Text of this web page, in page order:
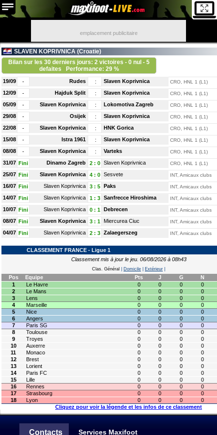
emplacement publicitaire
SLAVEN KOPRIVNICA (Croatie)
Bilan sur les 30 derniers jours: 2 victoires - 0 nul - 5
defaites
Performance: 29 %
19/09 - Rudes : Slaven Koprivnica CRO, HNL 1 (L1)
12/09 - Hajduk Split : Slaven Koprivnica CRO, HNL 1 (L1)
05/09 - Slaven Koprivnica : Lokomotiva Zagreb CRO, HNL 1 (L1)
29/08 - Osijek : Slaven Koprivnica CRO, HNL 1 (L1)
22/08 - Slaven Koprivnica : HNK Gorica CRO, HNL 1 (L1)
15/08 - Istra 1961 : Slaven Koprivnica CRO, HNL 1 (L1)
08/08 - Slaven Koprivnica : Varteks CRO, HNL 1 (L1)
31/07 Fini Dinamo Zagreb 2: 0 Slaven Koprivnica CRO, HNL 1 (L1)
25/07 Fini Slaven Koprivnica 4: 0 Sesvete INT, Amicaux clubs
16/07 Fini Slaven Koprivnica 3: 5 Paks INT, Amicaux clubs
14/07 Fini Slaven Koprivnica 1: 3 Sanfrecce Hiroshima INT, Amicaux clubs
10/07 Fini Slaven Koprivnica 0: 1 Debrecen INT, Amicaux clubs
08/07 Fini Slaven Koprivnica 3: 1 Miercurea Ciuc INT, Amicaux clubs
04/07 Fini Slaven Koprivnica 2: 3 Zalaegerszeg INT, Amicaux clubs
CLASSEMENT FRANCE - Ligue 1
Classement mis à jour le jeu. 06/08/2026 à 08h43
Clas. Général Domicile Extérieur
Pos Equipe Pts J G
N
1
Le Havre 0 0 0
0
2
Le Mans 0 0 0
0
3
Lens 0 0 0
0
4
Marseille 0 0 0
0
5
Nice 0 0 0
0
6
Angers 0 0 0
0
7
Paris SG 0 0 0
0
8
Toulouse 0 0 0
0
9
Troyes 0 0 0
0
10
Auxerre 0 0 0
0
11
Monaco 0 0 0
0
12
Brest 0 0 0
0
13
Lorient 0 0 0
0
14
Paris FC 0 0 0
0
15
Lille 0 0 0
0
16
Rennes 0 0 0
0
17
Strasbourg 0 0 0
0
18
Lyon 0 0 0
0
Cliquez pour voir la légende et les infos de ce classement
Contacts Services Maxifoot